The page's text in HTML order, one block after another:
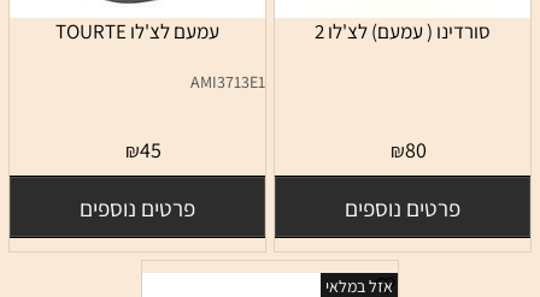
סורדינו ( עמעם) לצ'לו 2
₪80
פרטים נוספים
עמעם לצ'לו TOURTE‏
AMI3713E1
₪45
פרטים נוספים
אזל במלאי